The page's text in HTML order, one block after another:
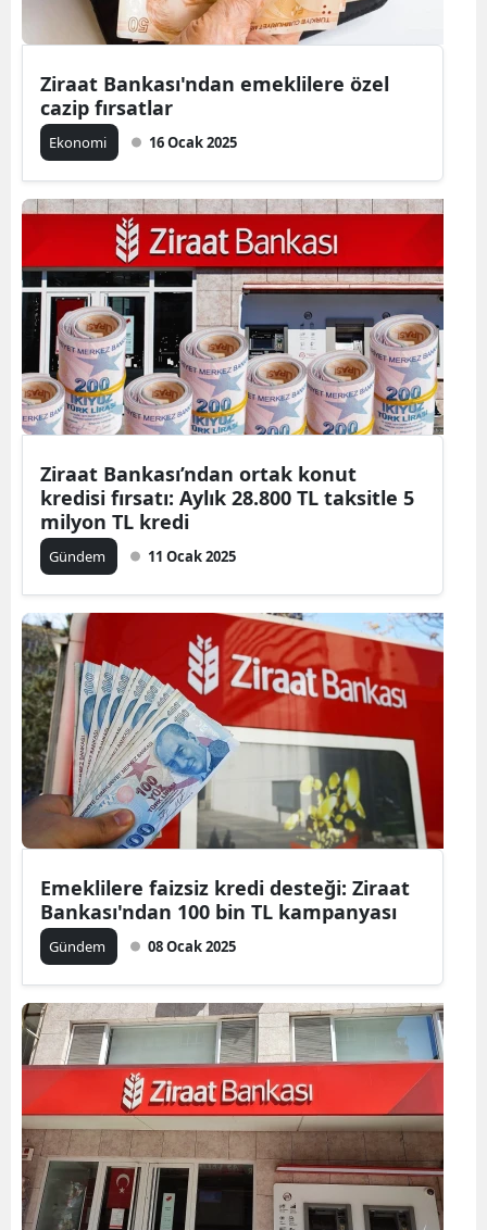
Ziraat Bankası'ndan emeklilere özel
cazip fırsatlar
Ekonomi 16 Ocak 2025
Ziraat Bankası’ndan ortak konut
kredisi fırsatı: Aylık 28.800 TL taksitle 5
milyon TL kredi
Gündem 11 Ocak 2025
Emeklilere faizsiz kredi desteği: Ziraat
Bankası'ndan 100 bin TL kampanyası
Gündem 08 Ocak 2025